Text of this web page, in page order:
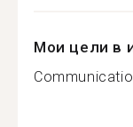
Мои цели в